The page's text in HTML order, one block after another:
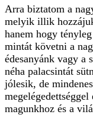
Arra biztatom a
melyik illik
hanem hogy
mintát követni a
édesanyánk vagy a
néha palacsintát
jólesik, de
magunkhoz és a